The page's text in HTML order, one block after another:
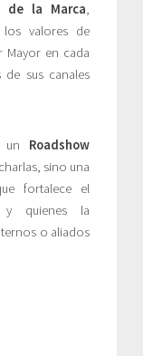
de la Marca,
valores de
Mayor en cada
sus canales
un Roadshow
sino una
fortalece el
y quienes la
o aliados